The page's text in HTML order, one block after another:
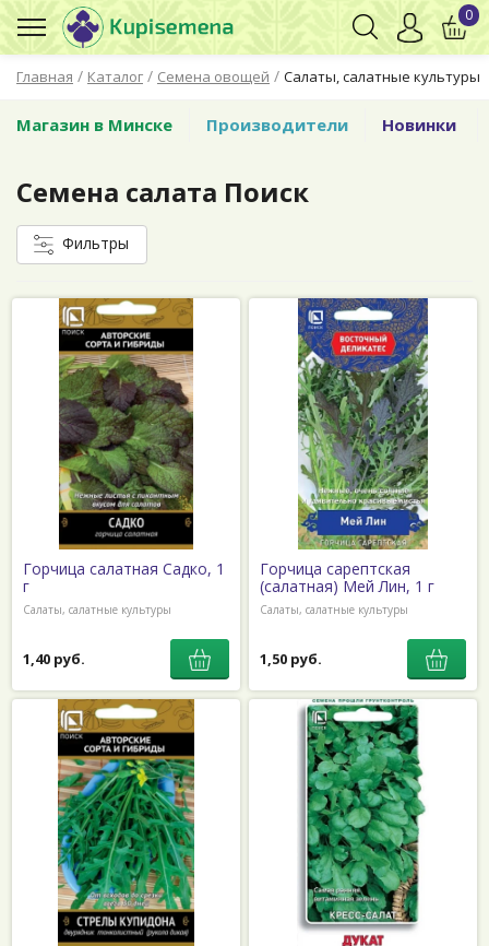
Главная / Каталог / Семена овощей / Салаты, салатные культуры
0
Магазин в Минске Производители Новинки
Семена салата Поиск
Фильтры
Горчица салатная Садко, 1
г
Салаты, салатные культуры
1,40 руб.
Горчица сарептская
(салатная) Мей Лин, 1 г
Салаты, салатные культуры
1,50 руб.